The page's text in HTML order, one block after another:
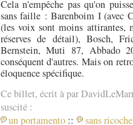
Cela n'empêche pas qu'on
sans faille : Barenboim I (avec
(les voix sont moins attirantes,
réserves de détail), Bosch,
Bernstein, Muti 87, Abbado
conséquent d'autres. Mais on
éloquence spécifique.
Ce billet, écrit à par
suscité :
un portamento :: sans